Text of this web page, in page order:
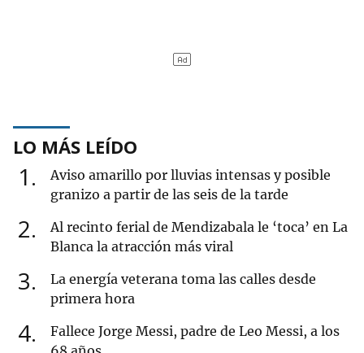
LO MÁS LEÍDO
1
Aviso amarillo por lluvias intensas y posible
granizo a partir de las seis de la tarde
2
Al recinto ferial de Mendizabala le ‘toca’ en La
Blanca la atracción más viral
3
La energía veterana toma las calles desde
primera hora
4
Fallece Jorge Messi, padre de Leo Messi, a los